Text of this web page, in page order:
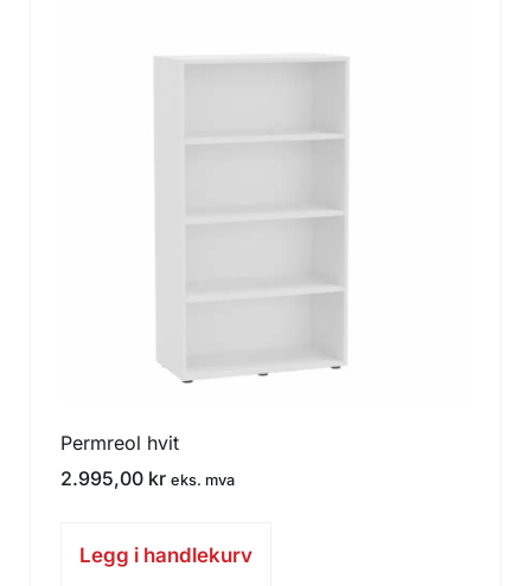
Permreol hvit
2.995,00 kr eks. mva
Legg i handlekurv